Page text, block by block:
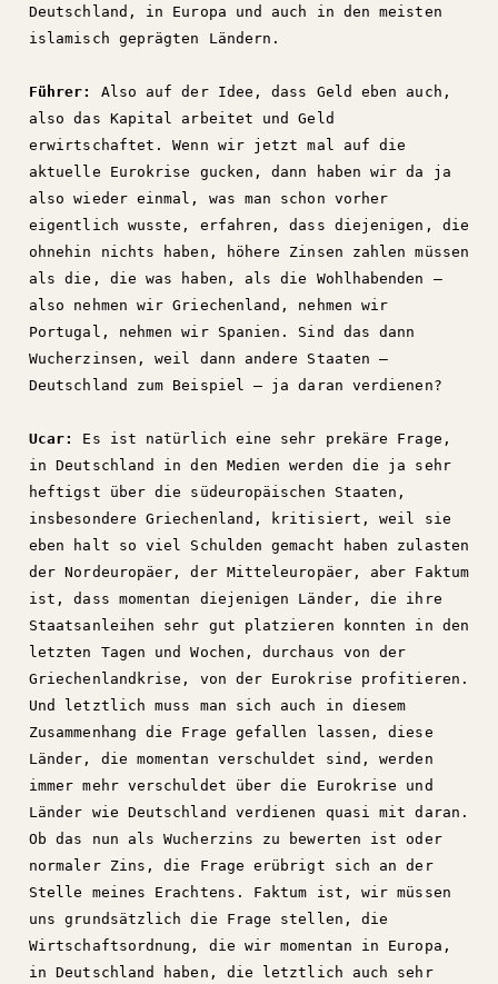
Deutschland, in Europa und auch in den meisten
islamisch geprägten Ländern.
Führer:
Also auf der Idee, dass Geld eben auch,
also das Kapital arbeitet und Geld
erwirtschaftet. Wenn wir jetzt mal auf die
aktuelle Eurokrise gucken, dann haben wir da ja
also wieder einmal, was man schon vorher
eigentlich wusste, erfahren, dass diejenigen, die
ohnehin nichts haben, höhere Zinsen zahlen müssen
als die, die was haben, als die Wohlhabenden –
also nehmen wir Griechenland, nehmen wir
Portugal, nehmen wir Spanien. Sind das dann
Wucherzinsen, weil dann andere Staaten –
Deutschland zum Beispiel – ja daran verdienen?
Ucar:
Es ist natürlich eine sehr prekäre Frage,
in Deutschland in den Medien werden die ja sehr
heftigst über die südeuropäischen Staaten,
insbesondere Griechenland, kritisiert, weil sie
eben halt so viel Schulden gemacht haben zulasten
der Nordeuropäer, der Mitteleuropäer, aber Faktum
ist, dass momentan diejenigen Länder, die ihre
Staatsanleihen sehr gut platzieren konnten in den
letzten Tagen und Wochen, durchaus von der
Griechenlandkrise, von der Eurokrise profitieren.
Und letztlich muss man sich auch in diesem
Zusammenhang die Frage gefallen lassen, diese
Länder, die momentan verschuldet sind, werden
immer mehr verschuldet über die Eurokrise und
Länder wie Deutschland verdienen quasi mit daran.
Ob das nun als Wucherzins zu bewerten ist oder
normaler Zins, die Frage erübrigt sich an der
Stelle meines Erachtens. Faktum ist, wir müssen
uns grundsätzlich die Frage stellen, die
Wirtschaftsordnung, die wir momentan in Europa,
in Deutschland haben, die letztlich auch sehr